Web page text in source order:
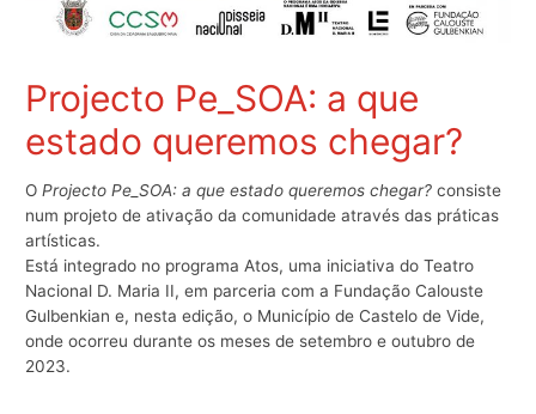
Projecto Pe_SOA: a que
estado queremos chegar?
OProjecto Pe_SOA: a que estado queremos chegar? consiste
num projeto de ativação da comunidade através das práticas
artísticas.
Está integrado no programa Atos, uma iniciativa do Teatro
Nacional D. Maria II, em parceria com a Fundação Calouste
Gulbenkian e, nesta edição, o Município de Castelo de Vide,
onde ocorreu durante os meses de setembro e outubro de
2023.